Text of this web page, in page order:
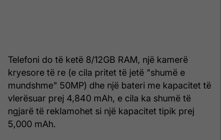
Telefoni do të ketë 8/12GB RAM, një kamerë
kryesore të re (e cila pritet të jetë "shumë e
mundshme" 50MP) dhe një bateri me kapacitet të
vlerësuar prej 4,840 mAh, e cila ka shumë të
ngjarë të reklamohet si një kapacitet tipik prej
5,000 mAh.